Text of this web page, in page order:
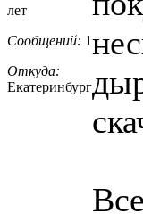
лет
Сообщений: 1
Откуда:
Екатеринбург